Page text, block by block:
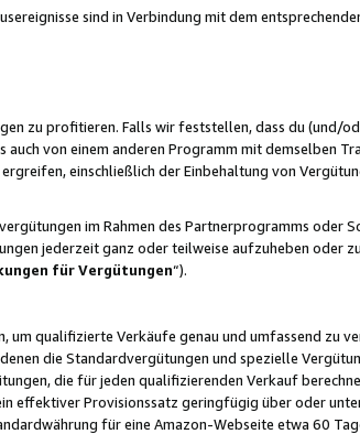
sind in Verbindung mit dem
zu profitieren. Falls wir feststellen, dass du (und/
von einem anderen Programm mit demselben
einschließlich der Einbehaltung von
im Rahmen des Partnerprogramms oder
jederzeit ganz oder teilweise aufzuheben oder
für Vergütungen“).
qualifizierte Verkäufe genau und umfassend zu
die Standardvergütungen und spezielle
die für jeden qualifizierenden Verkauf
effektiver Provisionssatz geringfügig über oder
für eine Amazon-Webseite etwa 60